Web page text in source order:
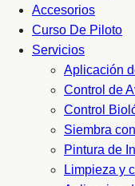
Accesorios
Curso De Piloto
Servicios
Aplicación
Control de
Control
Siembra
Pintura de
Limpieza y